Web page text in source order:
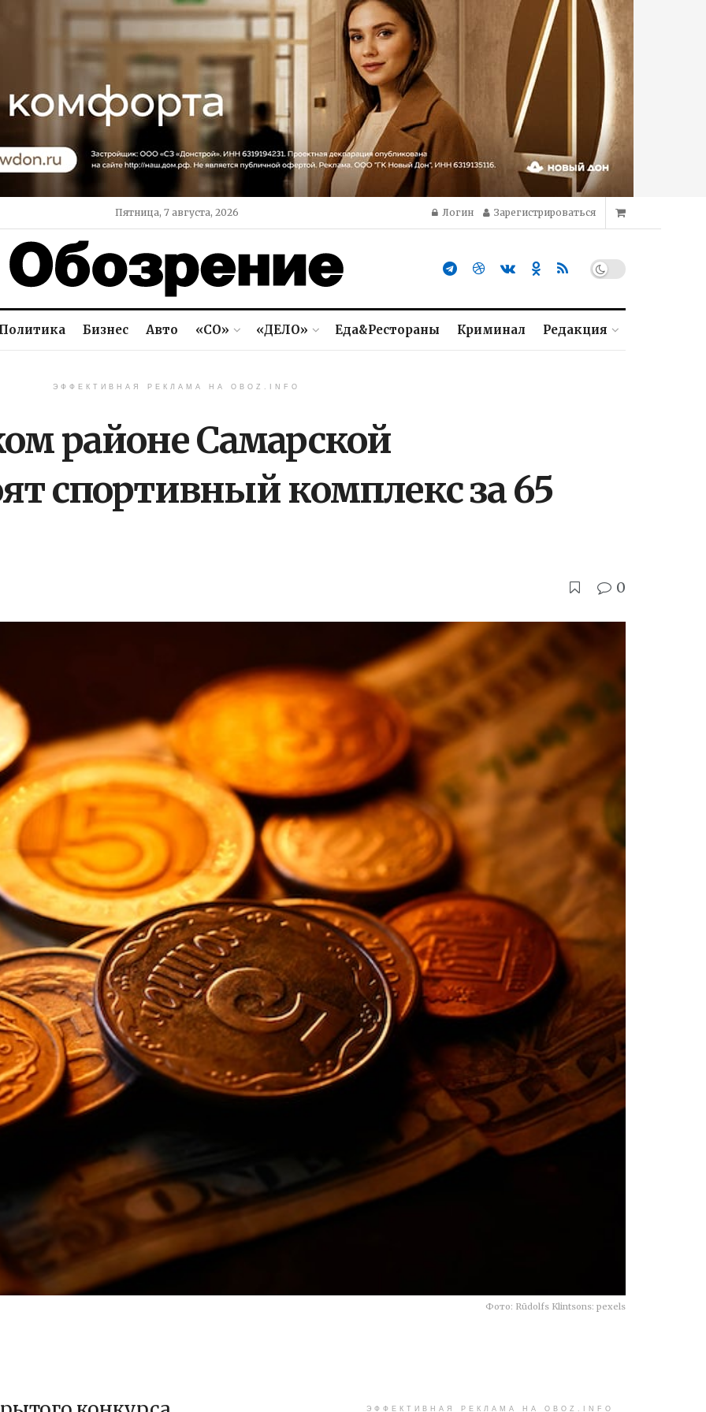
Пятница, 7 августа, 2026 Логин Зарегистрироваться
Бизнес Авто «СО» «ДЕЛО» Еда&Рестораны Криминал Редакция
ЭФФЕКТИВНАЯ РЕКЛАМА НА OBOZ.INFO
районе Самарской
спортивный комплекс за 65
0
Фото: Rūdolfs Klintsons: pexels
ЭФФЕКТИВНАЯ РЕКЛАМА НА OBOZ.INFO